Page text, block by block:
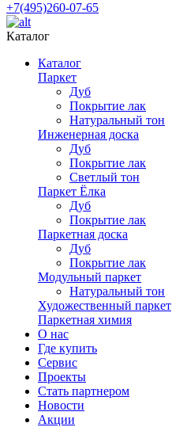
+7(495)260-07-65
Каталог
Каталог
Паркет
Дуб
Покрытие лак
Натуральный тон
Инженерная доска
Дуб
Покрытие лак
Светлый тон
Паркет Ёлка
Дуб
Покрытие лак
Паркетная доска
Дуб
Покрытие лак
Модульный паркет
Натуральный тон
Художественный паркет
Паркетная химия
О нас
Где купить
Сервис
Проекты
Стать партнером
Новости
Акции